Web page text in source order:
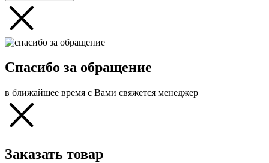
Спасибо за обращение
в ближайшее время с Вами свяжется менеджер
Заказать товар